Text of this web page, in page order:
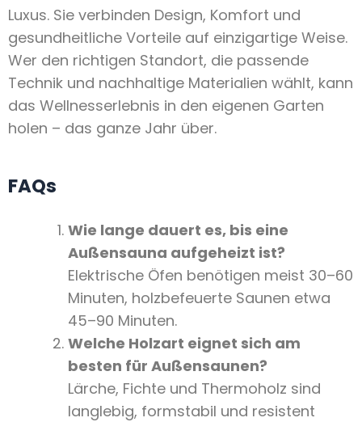
Luxus. Sie verbinden Design, Komfort und
gesundheitliche Vorteile auf einzigartige Weise.
Wer den richtigen Standort, die passende
Technik und nachhaltige Materialien wählt, kann
das Wellnesserlebnis in den eigenen Garten
holen – das ganze Jahr über.
FAQs
Wie lange dauert es, bis eine
Außensauna aufgeheizt ist?
Elektrische Öfen benötigen meist 30–60
Minuten, holzbefeuerte Saunen etwa
45–90 Minuten.
Welche Holzart eignet sich am
besten für Außensaunen?
Lärche, Fichte und Thermoholz sind
langlebig, formstabil und resistent